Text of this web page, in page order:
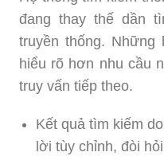
đang thay thế dần
truyền thống. Những
hiểu rõ hơn nhu cầu
truy vấn tiếp theo.
Kết quả tìm kiếm
lời tùy chỉnh, đòi